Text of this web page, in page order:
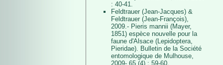
: 40-41.
Feldtrauer (Jean-Jacques) &
Feldtrauer (Jean-François),
2009.- Pieris mannii (Mayer,
1851) espèce nouvelle pour la
faune d'Alsace (Lepidoptera,
Pieridae). Bulletin de la Société
entomologique de Mulhouse,
2009- 65 (4) : 59-60.